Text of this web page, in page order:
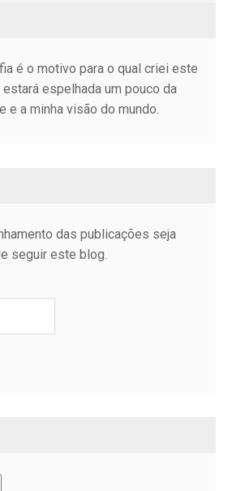
é o motivo para o qual criei este
espelhada um pouco da
e a minha visão do mundo.
das publicações seja
seguir este blog.